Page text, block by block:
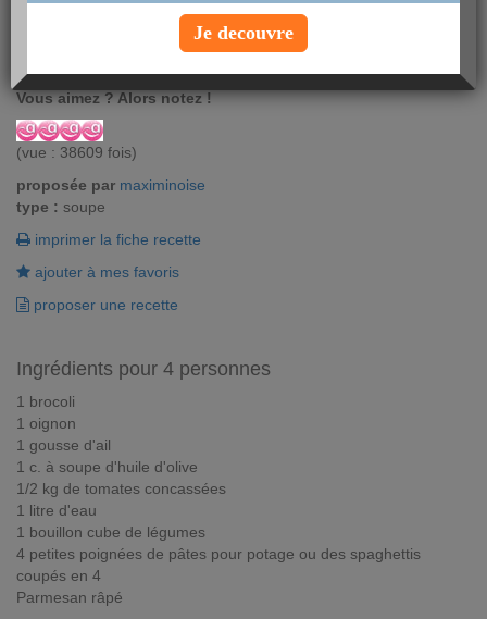
Pour un repas léger, voici une recette idéale qui va réchauffer vos
journées d'hiver ! La recette de la soupe de brocolis est
Vous aimez ? Alors notez !
(vue : 38609 fois)
proposée par maximinoise
type : soupe
imprimer la fiche recette
ajouter à mes favoris
proposer une recette
Ingrédients pour 4 personnes
1 brocoli
1 oignon
1 gousse d'ail
1 c. à soupe d'huile d'olive
1/2 kg de tomates concassées
1 litre d'eau
1 bouillon cube de légumes
4 petites poignées de pâtes pour potage ou des spaghettis
coupés en 4
Parmesan râpé
Je decouvre